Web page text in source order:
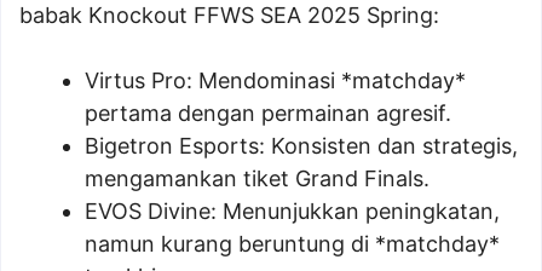
babak Knockout FFWS SEA 2025 Spring:
Virtus Pro: Mendominasi *matchday*
pertama dengan permainan agresif.
Bigetron Esports: Konsisten dan strategis,
mengamankan tiket Grand Finals.
EVOS Divine: Menunjukkan peningkatan,
namun kurang beruntung di *matchday*